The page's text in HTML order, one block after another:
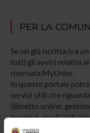
PER LA
Se sei già iscritta/o a
tutti gli avvisi relativi
riservata MyUnivr.
In questo portale
servizi utili che
(libretto online,
learning, email
procedure